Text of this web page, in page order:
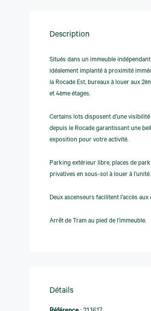
Description
Situés dans un immeuble indépendant
idéalement implanté à proximité
la Rocade Est, bureaux à louer aux
et 4ème étages.
Certains lots disposent d’une
depuis le Rocade garantissant une
exposition pour votre activité.
Parking extérieur libre, places de
privatives en sous-sol à louer à l’unité.
Deux ascenseurs facilitent l’accès aux
Arrêt de Tram au pied de l’immeuble.
Détails